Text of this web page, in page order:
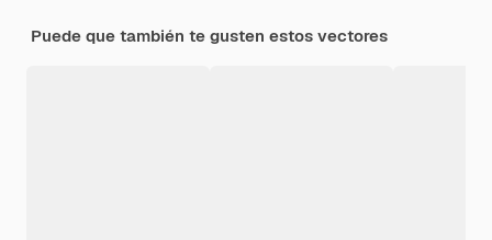
Puede que también te gusten estos vectores